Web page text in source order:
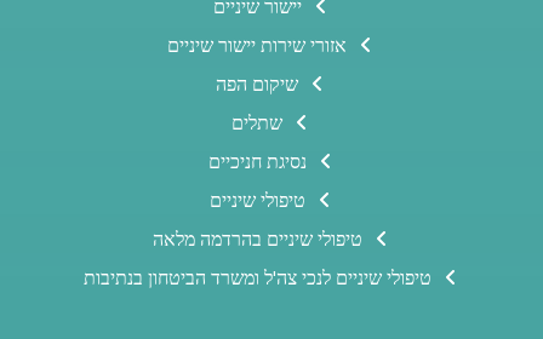
אזורי שירות יישור שיניים
שיקום הפה
שתלים
נסיגת חניכיים
טיפולי שיניים
טיפולי שיניים בהרדמה מלאה
טיפולי שיניים לנכי צה'ל ומשרד הביטחון בנתיבות